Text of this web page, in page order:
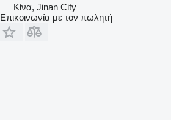
Κίνα, Jinan City
Επικοινωνία με τον πωλητή